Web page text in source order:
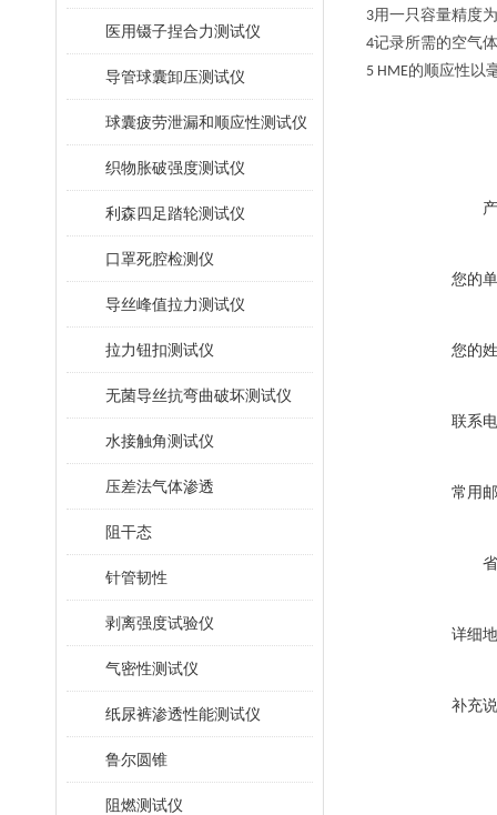
医用镊子捏合力测试仪
导管球囊卸压测试仪
球囊疲劳泄漏和顺应性测试仪
织物胀破强度测试仪
利森四足踏轮测试仪
口罩死腔检测仪
导丝峰值拉力测试仪
拉力钮扣测试仪
无菌导丝抗弯曲破坏测试仪
水接触角测试仪
压差法气体渗透
阻干态
针管韧性
剥离强度试验仪
气密性测试仪
纸尿裤渗透性能测试仪
鲁尔圆锥
阻燃测试仪
3用一只容量精度
4记录所需的空气
5 HME的顺应性以
您的
您的
联系
常用
详细
补充